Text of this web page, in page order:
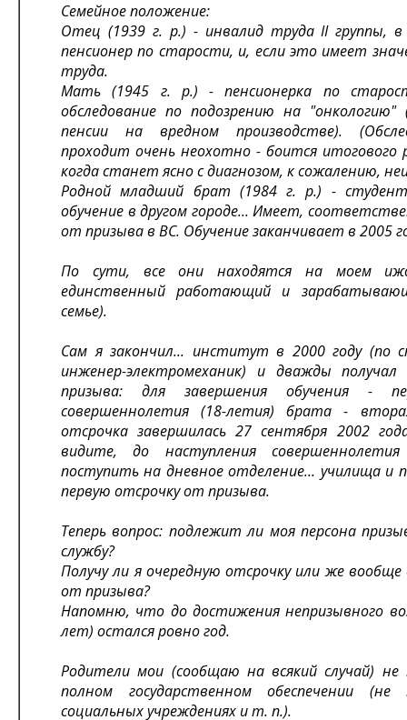
Семейное положение:
Отец (1939 г. р.) - инвалид труда II группы,
пенсионер по старости, и, если это имеет
труда.
Мать (1945 г. р.) - пенсионерка по
обследование по подозрению на
пенсии на вредном производстве).
проходит очень неохотно - боится итогового
когда станет ясно с диагнозом, к сожалению,
Родной младший брат (1984 г. р.) -
обучение в другом городе... Имеет,
от призыва в ВС. Обучение заканчивает в 2005
По сути, все они находятся на моeм
единственный работающий и
семье).
Сам я закончил... институт в 2000 году (по
инженер-электромеханик) и дважды
призыва: для завершения обучения -
совершеннолетия (18-летия) брата -
отсрочка завершилась 27 сентября 2002
видите, до наступления
поступить на дневное отделение... училища и
первую отсрочку от призыва.
Теперь вопрос: подлежит ли моя персона
службу?
Получу ли я очередную отсрочку или же вообще
от призыва?
Напомню, что до достижения непризывного
лет) остался ровно год.
Родители мои (сообщаю на всякий случай) не
полном государственном обеспечении
социальных учреждениях и т. п.).